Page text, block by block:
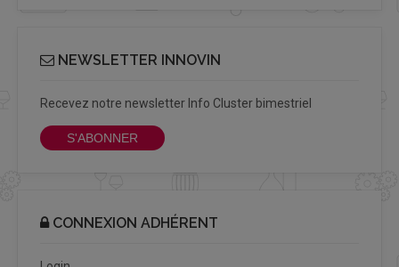
NEWSLETTER INNOVIN
Recevez notre newsletter Info Cluster bimestriel
S'ABONNER
CONNEXION ADHÉRENT